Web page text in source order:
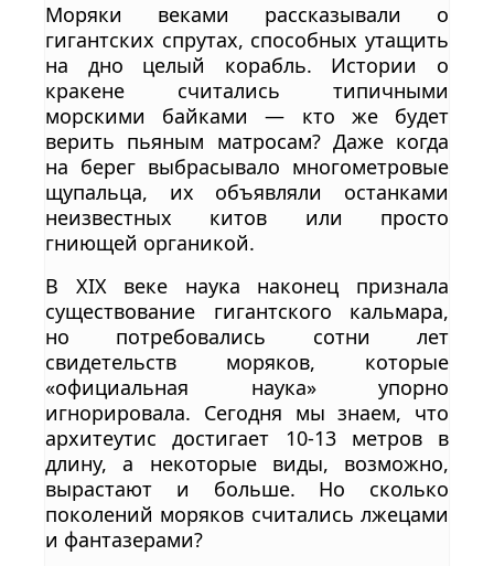
Моряки веками рассказывали о
гигантских спрутах, способных утащить
на дно целый корабль. Истории о
кракене считались типичными
морскими байками — кто же будет
верить пьяным матросам? Даже когда
на берег выбрасывало многометровые
щупальца, их объявляли останками
неизвестных китов или просто
гниющей органикой.
В XIX веке наука наконец признала
существование гигантского кальмара,
но потребовались сотни лет
свидетельств моряков, которые
«официальная наука» упорно
игнорировала. Сегодня мы знаем, что
архитеутис достигает 10-13 метров в
длину, а некоторые виды, возможно,
вырастают и больше. Но сколько
поколений моряков считались лжецами
и фантазерами?